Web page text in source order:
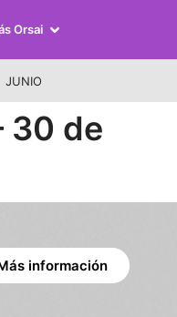
Orsai
JUNIO
30 de
información